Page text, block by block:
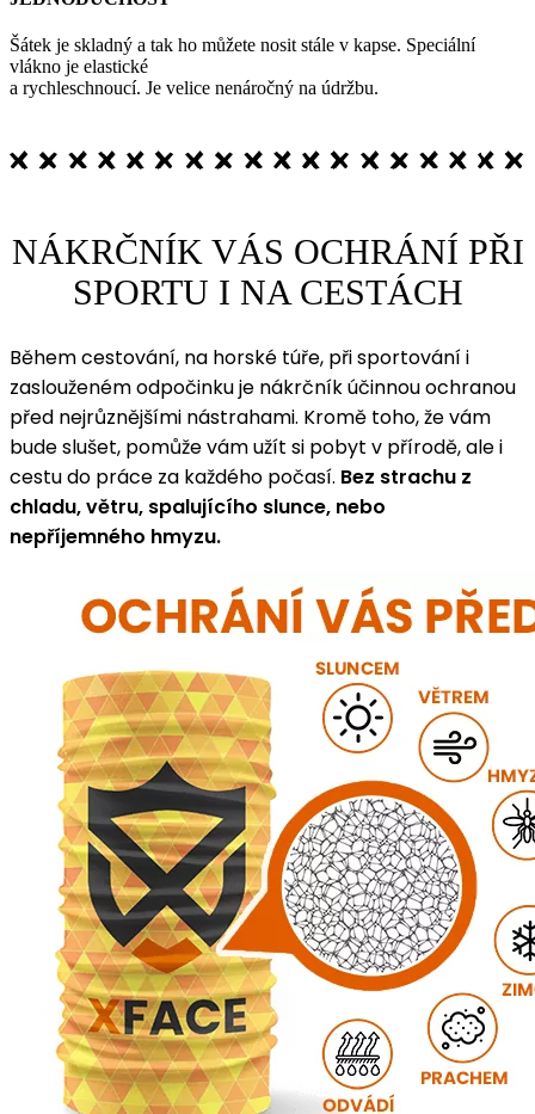
Šátek je skladný a tak ho můžete nosit stále v kapse. Speciální
vlákno je elastické
a rychleschnoucí. Je velice nenáročný na údržbu.
NÁKRČNÍK VÁS OCHRÁNÍ PŘI
SPORTU I NA CESTÁCH
Během cestování, na horské túře, při sportování i
zaslouženém odpočinku je nákrčník účinnou ochranou
před nejrůznějšími nástrahami. Kromě toho, že vám
bude slušet, pomůže vám užít si pobyt v přírodě, ale i
cestu do práce za každého počasí. Bez strachu z
chladu, větru, spalujícího slunce, nebo
nepříjemného hmyzu.